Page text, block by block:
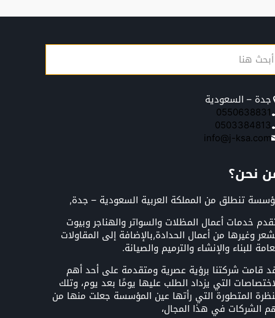
جدة – السعودية
0550638831
0503384813
info@j-ksa.com
نحن؟
تنطلق من المملكة العربية السعودية – جدة,
خدمات أعمال المظلات والسواتر والهناجر وبيوت
وغيرها من أعمال الحدادة,بالإضافة إلى المقاولات
للبناء والإنشاء والترميم والصيانة.
قامت شركتنا برؤية عصرية ومتقدمة على أحد أهم
التي يزداد الطلب عليها يومًا بعد يوم، وتلك
المتطورة التي رأتها عين المؤسسة جعلت منها من
الشركات في هذا المجال،